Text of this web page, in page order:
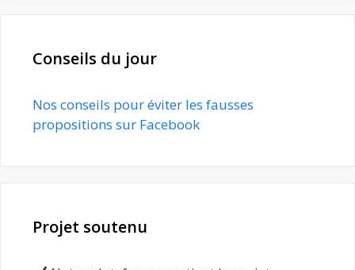
Conseils du jour
Nos conseils pour éviter les fausses
propositions sur Facebook
Projet soutenu